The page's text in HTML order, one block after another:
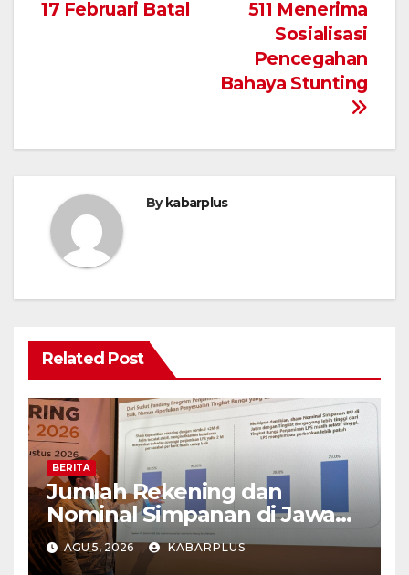
511 Menerima
Sosialisasi
Pencegahan
Bahaya Stunting
17 Februari Batal
Bykabarplus
Related Post
BERITA
Jumlah Rekening dan
Nominal Simpanan di Jawa
Timur Meningkat 1,17% Year
on Year.
AGU 5, 2026 KABARPLUS